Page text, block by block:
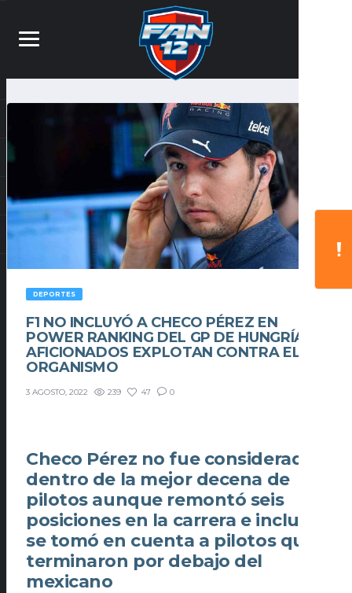
DEPORTES
F1 NO INCLUYÓ A CHECO PÉREZ EN
POWER RANKING DEL GP DE HUNGRÍA Y
AFICIONADOS EXPLOTAN CONTRA EL
ORGANISMO
3 AGOSTO, 2022 239 47 0
Checo Pérez no fue considerado
dentro de la mejor decena de
pilotos aunque remontó seis
posiciones en la carrera e incluso
se tomó en cuenta a pilotos que
terminaron por debajo del
mexicano